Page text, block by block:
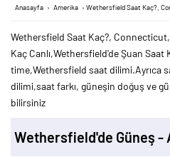
Anasayfa › Amerika › Wethersfield Saat Kaç?,
Wethersfield Saat Kaç?,
Kaç Canlı,Wethersfield'de Şuan Saat
time,Wethersfield saat dilimi.Ayrıca
dilimi,saat farkı, güneşin doğuş ve
bilirsiniz
Wethersfield'de Güneş -